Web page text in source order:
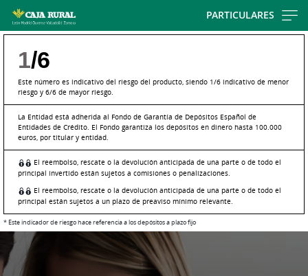
PARTICULARES
1/6
Este número es indicativo del riesgo del producto, siendo 1/6 indicativo de menor
riesgo y 6/6 de mayor riesgo.
La Entidad está adherida al Fondo de Garantía de Depósitos Español de
Entidades de Crédito. El Fondo garantiza los depósitos en dinero hasta 100.000
euros, por titular y entidad.
El reembolso, rescate o la devolución anticipada de una parte o de todo el
principal invertido están sujetos a comisiones o penalizaciones.
El reembolso, rescate o la devolución anticipada de una parte o de todo el
principal están sujetos a un plazo de preaviso mínimo relevante.
* Este indicador de riesgo hace referencia a los depósitos a plazo fijo